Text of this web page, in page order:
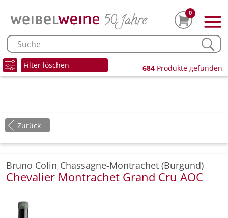
0
Filter löschen 684 Produkte gefunden
Zurück
Bruno Colin, Chassagne-Montrachet (Burgund)
Chevalier Montrachet Grand Cru AOC